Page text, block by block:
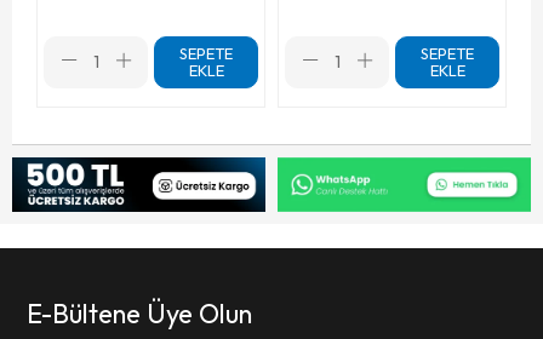
SEPETE
EKLE
SEPETE
EKLE
E-Bültene Üye Olun